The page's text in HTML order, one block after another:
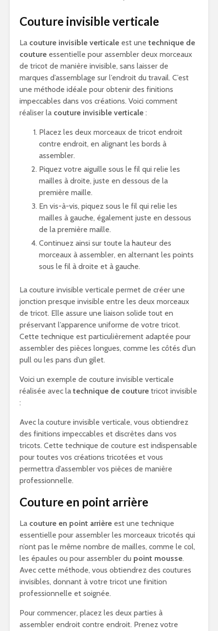
Couture invisible verticale
La couture invisible verticale est une technique de
couture essentielle pour assembler deux morceaux
de tricot de manière invisible, sans laisser de
marques d’assemblage sur l’endroit du travail. C’est
une méthode idéale pour obtenir des finitions
impeccables dans vos créations. Voici comment
réaliser la couture invisible verticale :
Placez les deux morceaux de tricot endroit
contre endroit, en alignant les bords à
assembler.
Piquez votre aiguille sous le fil qui relie les
mailles à droite, juste en dessous de la
première maille.
En vis-à-vis, piquez sous le fil qui relie les
mailles à gauche, également juste en dessous
de la première maille.
Continuez ainsi sur toute la hauteur des
morceaux à assembler, en alternant les points
sous le fil à droite et à gauche.
La couture invisible verticale permet de créer une
jonction presque invisible entre les deux morceaux
de tricot. Elle assure une liaison solide tout en
préservant l’apparence uniforme de votre tricot.
Cette technique est particulièrement adaptée pour
assembler des pièces longues, comme les côtés d’un
pull ou les pans d’un gilet.
Voici un exemple de couture invisible verticale
réalisée avec la technique de couture tricot invisible
:
Avec la couture invisible verticale, vous obtiendrez
des finitions impeccables et discrètes dans vos
tricots. Cette technique de couture est indispensable
pour toutes vos créations tricotées et vous
permettra d’assembler vos pièces de manière
professionnelle.
Couture en point arrière
La couture en point arrière est une technique
essentielle pour assembler les morceaux tricotés qui
n’ont pas le même nombre de mailles, comme le col,
les épaules ou pour assembler du point mousse.
Avec cette méthode, vous obtiendrez des coutures
invisibles, donnant à votre tricot une finition
professionnelle et soignée.
Pour commencer, placez les deux parties à
assembler endroit contre endroit. Prenez votre